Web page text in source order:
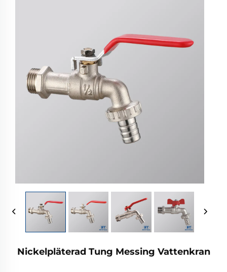
Nickelpläterad Tung Messing Vattenkran